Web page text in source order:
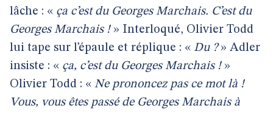
lâche : « ça c’est du Georges Marchais. C’est du
Georges Marchais !» Interloqué, Olivier Todd
lui tape sur l’épaule et réplique : « Du ?» Adler
insiste : « ça, c’est du Georges Marchais !»
Olivier Todd : « Ne prononcez pas ce mot là !
Vous, vous êtes passé de Georges Marchais à